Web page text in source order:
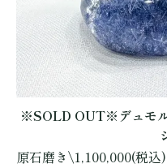
※SOLD OUT※デュモ
原石磨き\1,100,000(税込